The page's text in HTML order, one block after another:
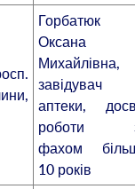
Горбатюк
Оксана
Михайлівна,
завідувач
аптеки,
роботи
фахом
10 років